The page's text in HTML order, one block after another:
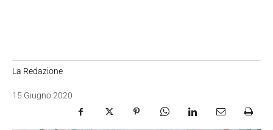
La Redazione
15 Giugno 2020